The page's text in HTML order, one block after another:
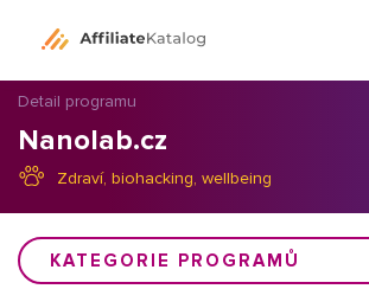
Detail programu
Nanolab.cz
Zdraví, biohacking, wellbeing
KATEGORIE PROGRAMŮ